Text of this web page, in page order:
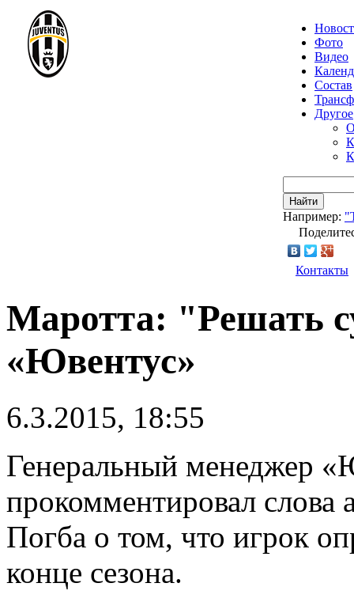
Фото
Видео
Состав
Другое
Найти
Например:
Контакты
Маротта: "Решать
«Ювентус»
6.3.2015, 18:55
Генеральный менеджер
прокомментировал слова
Погба о том, что игрок
конце сезона.